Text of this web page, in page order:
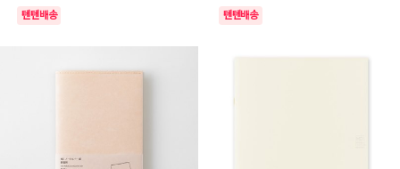
텐텐배송 텐텐배송